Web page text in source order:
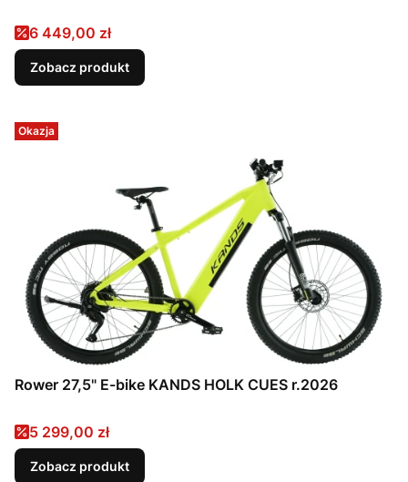
Cena promocyjna
6 449,00 zł
Zobacz produkt
Okazja
Rower 27,5" E-bike KANDS HOLK CUES r.2026
Cena promocyjna
5 299,00 zł
Zobacz produkt